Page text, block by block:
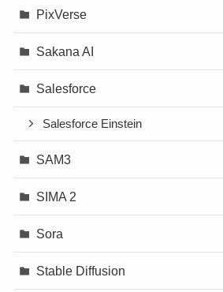
PixVerse
Sakana AI
Salesforce
Salesforce Einstein
SAM3
SIMA 2
Sora
Stable Diffusion